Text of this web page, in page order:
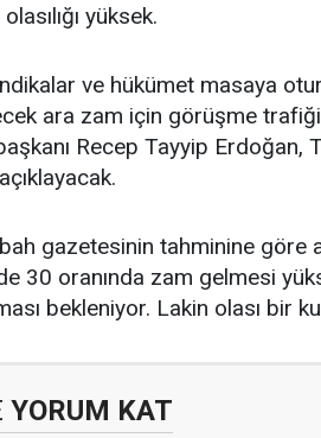
yüksek.
ve hükümet masaya
ara zam için görüşme
Recep Tayyip Erdoğan,
gazetesinin tahminine
30 oranında zam gelmesi
bekleniyor. Lakin olası bir
YORUM KAT